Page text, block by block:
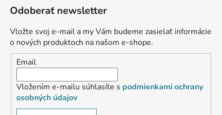
Odoberať newsletter
Vložte svoj e-mail a my Vám budeme zasielať informácie
o nových produktoch na našom e-shope.
Email
Vložením e-mailu súhlasíte s podmienkami ochrany
osobných údajov